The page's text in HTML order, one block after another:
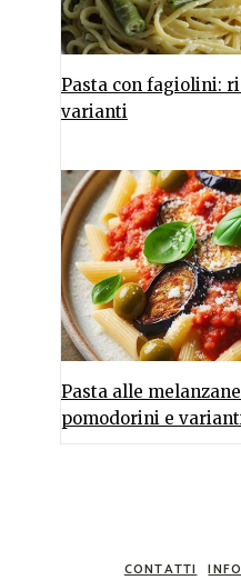
Pasta con fagiolini:
varianti
Pasta alle
pomodorini e
CONTATTI